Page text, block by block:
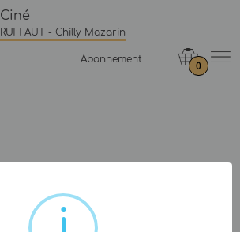
- Chilly Mazarin
Abonnement
0